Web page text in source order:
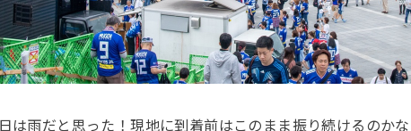
は雨だと思った！現地に到着前はこのまま振り続けるのか